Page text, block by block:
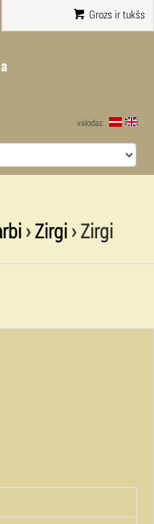
Grozs ir tukšs
valodas:
›Zirgi› Zirgi